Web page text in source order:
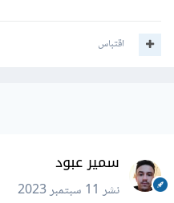
اقتباس
سمير عبود
نشر11 سبتمبر 2023